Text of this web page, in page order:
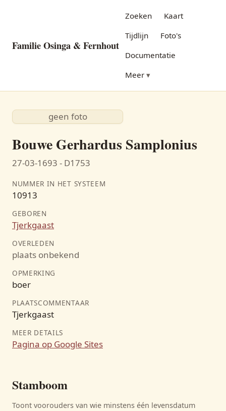
Familie Osinga & Fernhout
Zoeken
Kaart
Tijdlijn
Foto's
Documentatie
Meer
geen foto
Bouwe Gerhardus Samplonius
27-03-1693 - D1753
NUMMER IN HET SYSTEEM
10913
GEBOREN
Tjerkgaast
OVERLEDEN
plaats onbekend
OPMERKING
boer
PLAATSCOMMENTAAR
Tjerkgaast
MEER DETAILS
Pagina op Google Sites
Stamboom
Toont voorouders van wie minstens één levensdatum